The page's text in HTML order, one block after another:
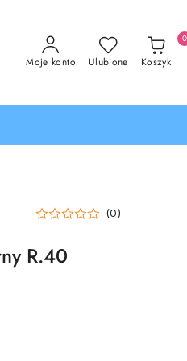
Moje konto Ulubione Koszyk
0
(0)
R.40